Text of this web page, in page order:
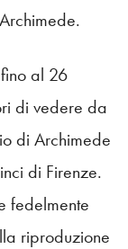
al 26
di vedere da
di Archimede
di Firenze.
fedelmente
riproduzione